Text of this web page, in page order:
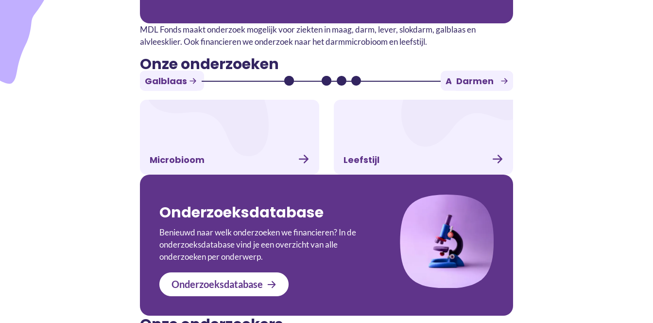
Onze onderzoeken
MDL Fonds maakt onderzoek mogelijk voor ziekten in maag, darm, lever, slokdarm, galblaas en
alvleesklier. Ook financieren we onderzoek naar het darmmicrobioom en leefstijl.
Slokdarm
Lever Maag
Alvleesklier
Galblaas Darmen
Microbioom Leefstijl
Onderzoeksdatabase
Benieuwd naar welk onderzoeken we financieren? In de
onderzoeksdatabase vind je een overzicht van alle
onderzoeken per onderwerp.
Onderzoeksdatabase